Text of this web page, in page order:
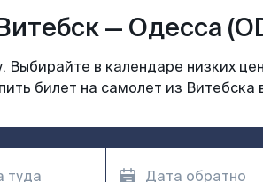
— Одесса
в календаре низких
билет на самолет из Витебска